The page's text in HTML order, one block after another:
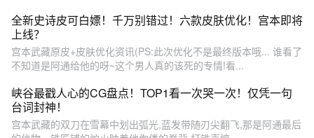
全新史诗皮可白嫖！千万别错过！六款皮肤优化！宫本即将
上线？
宫本武藏原皮+皮肤优化资讯(PS:此次优化不是最终版本哦... 谁看了
不知道是阿通给他的呀~这个男人真的该死的专情!看...
峡谷最戳人心的CG盘点！TOP1看一次哭一次！仅凭一句
台词封神！
宫本武藏的双刀在雪幕中划出弧光,蓝发带随刃尖翻飞,那是阿通最后